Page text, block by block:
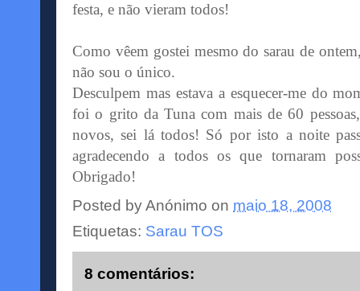
festa, e não vieram todos!
Como vêem gostei mesmo do sarau de
não sou o único.
Desculpem mas estava a esquecer-me do
foi o grito da Tuna com mais de 60
novos, sei lá todos! Só por isto a noite
agradecendo a todos os que tornaram
Obrigado!
Posted byAnónimo on maio 18, 2008
Etiquetas: Sarau TOS
8 comentários: